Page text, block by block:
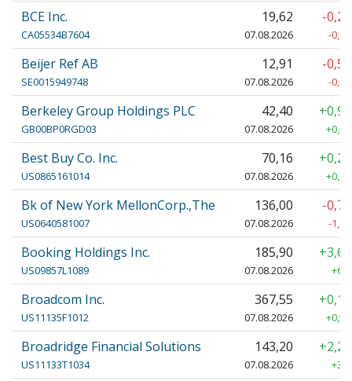
BCE Inc.
CA05534B7604
19,62
07.08.2026
-
-
Beijer Ref AB
SE0015949748
12,91
07.08.2026
-
-
Berkeley Group Holdings PLC
GB00BP0RGD03
42,40
07.08.2026
Best Buy Co. Inc.
US0865161014
70,16
07.08.2026
Bk of New York MellonCorp.,The
US0640581007
136,00
07.08.2026
-
-
Booking Holdings Inc.
US09857L1089
185,90
07.08.2026
Broadcom Inc.
US11135F1012
367,55
07.08.2026
Broadridge Financial Solutions
US11133T1034
143,20
07.08.2026